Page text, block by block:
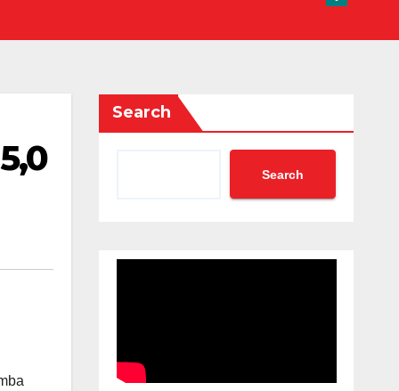
Search
Search